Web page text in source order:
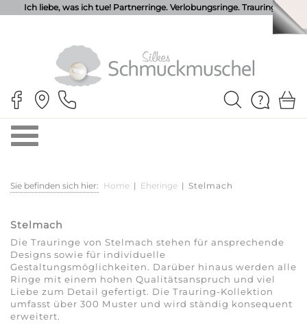
Ich liebe, was ich tue! Partnerringe. Verlobungsringe. Trauringe.
Sie befinden sich hier: Home | Eheringe | Stelmach
Stelmach
Die Trauringe von Stelmach stehen für ansprechende
Designs sowie für individuelle
Gestaltungsmöglichkeiten. Darüber hinaus werden alle
Ringe mit einem hohen Qualitätsanspruch und viel
Liebe zum Detail gefertigt. Die Trauring-Kollektion
umfasst über 300 Muster und wird ständig konsequent
erweitert.